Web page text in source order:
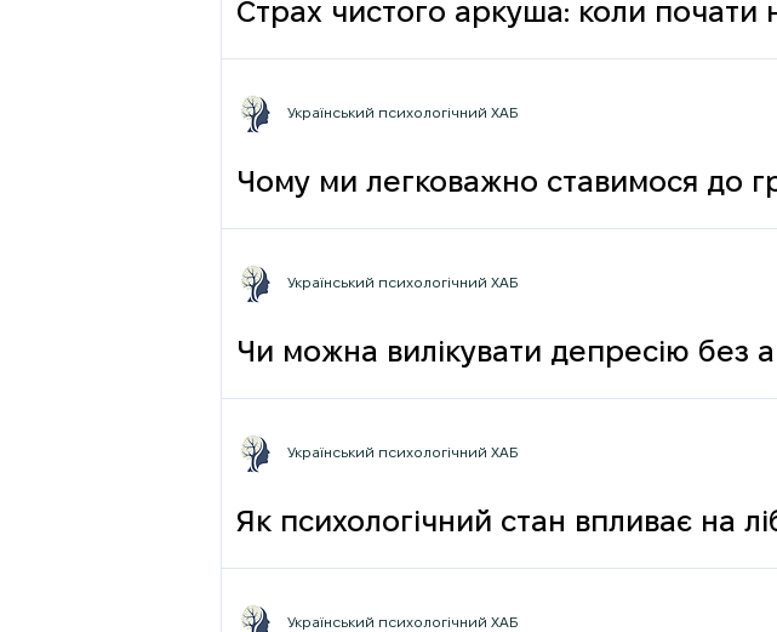
Страх чистого аркуша: коли почати
Чому ми легковажно ставимося до
грамотності до психологічних і
Український психологічний ХАБ
Чи можна вилікувати депресію без
Український психологічний ХАБ
Як психологічний стан впливає на
Український психологічний ХАБ
Український психологічний ХАБ